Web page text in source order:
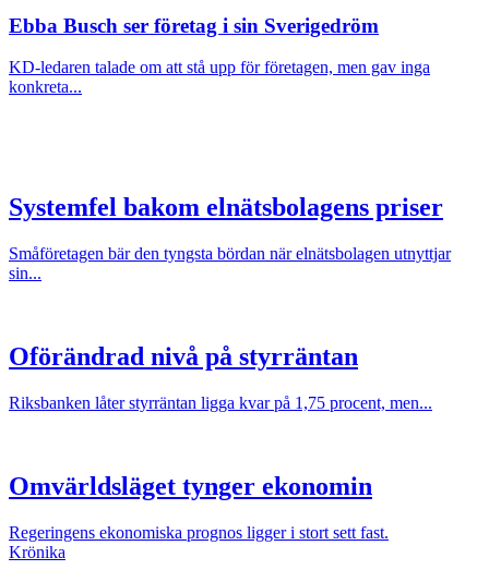
Ebba Busch ser företag i sin Sverigedröm
KD-ledaren talade om att stå upp för företagen, men gav inga
konkreta...
Systemfel bakom elnätsbolagens priser
Småföretagen bär den tyngsta bördan när elnätsbolagen utnyttjar
sin...
Oförändrad nivå på styrräntan
Riksbanken låter styrräntan ligga kvar på 1,75 procent, men...
Omvärldsläget tynger ekonomin
Regeringens ekonomiska prognos ligger i stort sett fast.
Krönika